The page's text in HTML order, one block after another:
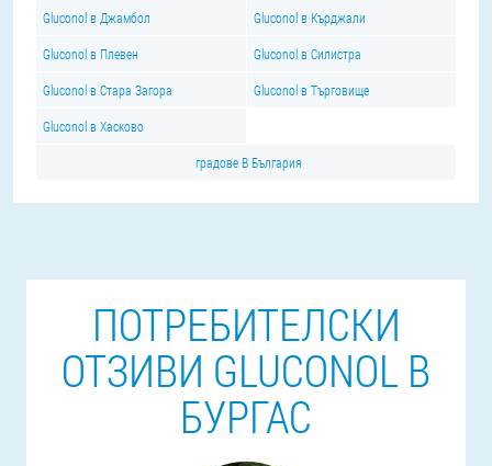
Gluconol в Джамбол Gluconol в Кърджали
Gluconol в Плевен Gluconol в Силистра
Gluconol в Стара Загора Gluconol в Търговище
Gluconol в Хасково
градове В България
ПОТРЕБИТЕЛСКИ
ОТЗИВИ GLUCONOL В
БУРГАС